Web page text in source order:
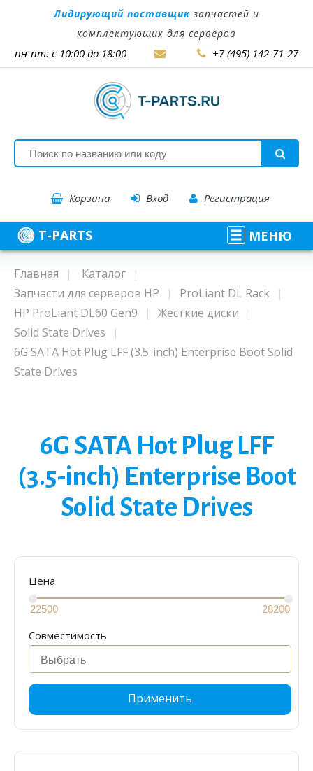
Лидирующий поставщик запчастей и
комплектующих для серверов
пн-пт: с 10:00 до 18:00 +7 (495) 142-71-27
Корзина Вход Регистрация
T-PARTS МЕНЮ
Главная
Каталог
Запчасти для серверов HP
ProLiant DL Rack
HP ProLiant DL60 Gen9
Жесткие диски
Solid State Drives
6G SATA Hot Plug LFF (3.5-inch) Enterprise Boot Solid
State Drives
6G SATA Hot Plug LFF
(3.5-inch) Enterprise Boot
Solid State Drives
Цена
Совместимость
Применить